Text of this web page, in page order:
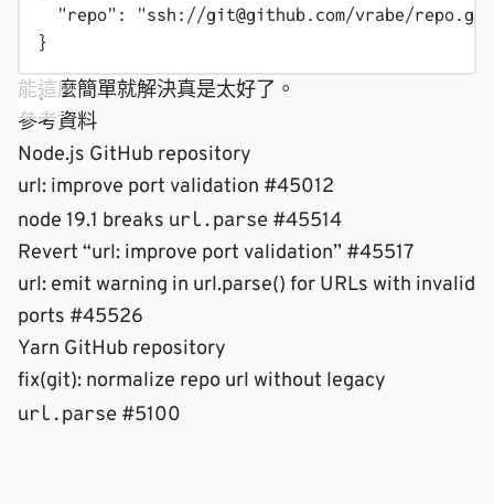
"repo" :
"ssh://git@github.com/vrabe/
}
能這麼簡單就解決真是太好了。
參考資料
Node.js GitHub repository
url: improve port validation #45012
node 19.1 breaks url.parse #45514
Revert “url: improve port validation” #45517
url: emit warning in url.parse() for URLs with invalid
ports #45526
Yarn GitHub repository
fix(git): normalize repo url without legacy
url.parse #5100